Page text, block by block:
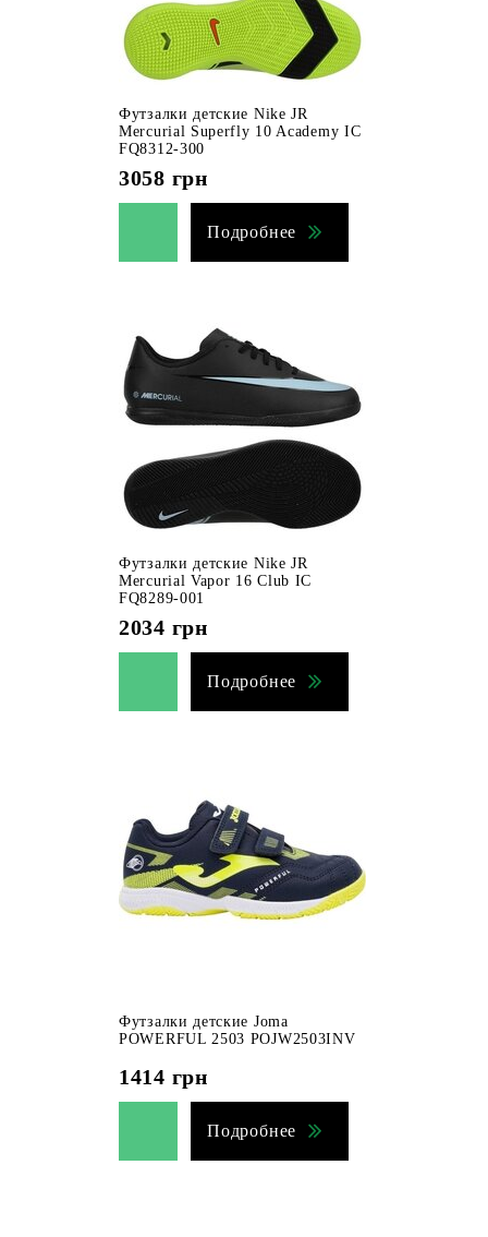
Футзалки детские Nike JR
Mercurial Superfly 10 Academy IC
FQ8312-300
3058 грн
Подробнее
Футзалки детские Nike JR
Mercurial Vapor 16 Club IC
FQ8289-001
2034 грн
Подробнее
Футзалки детские Joma
POWERFUL 2503 POJW2503INV
1414 грн
Подробнее